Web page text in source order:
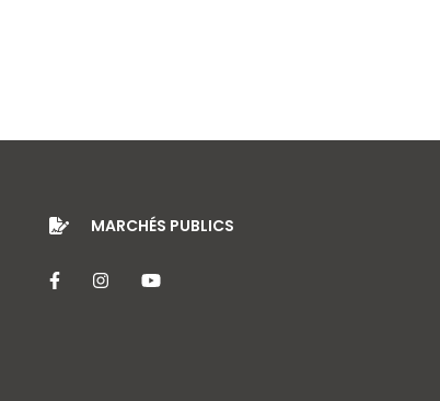
MARCHÉS PUBLICS
Lien vers le compte Facebook
Lien vers le compte Instagram
Lien vers la chaîne Youtube